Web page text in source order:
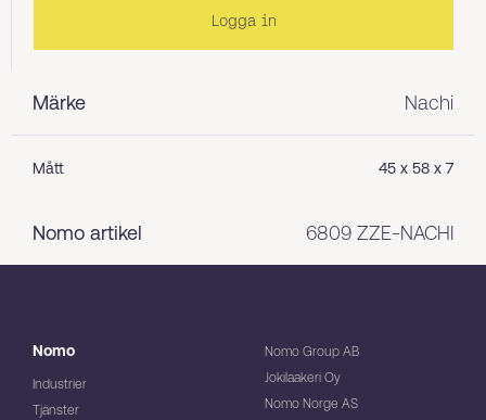
Märke Nachi
Mått 45 x 58 x 7
Nomo artikel 6809 ZZE-NACHI
Logga in
Nomo
Industrier
Tjänster
Nomo Group AB
Jokilaakeri Oy
Nomo Norge AS